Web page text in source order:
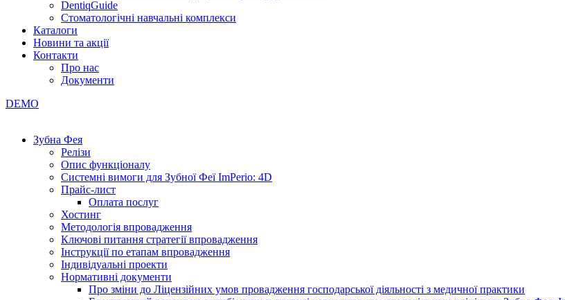
DentiqGuide
Стоматологічні навчальні комплекси
Каталоги
Новини та акції
Контакти
Про нас
Документи
DEMO
Зубна Фея
Релізи
Опис функціоналу
Системні вимоги для Зубної Феї ImPerio: 4D
Прайс-лист
Оплата послуг
Хостинг
Методологія впровадження
Ключові питання стратегії впровадження
Інструкції по етапам впровадження
Індивідуальні проекти
Нормативні документи
Про зміни до Ліцензійних умов провадження господарської діяльності з медичної практики